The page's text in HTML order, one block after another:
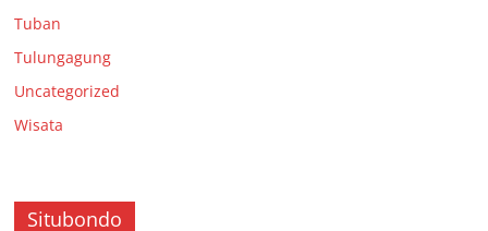
Tuban
Tulungagung
Uncategorized
Wisata
Situbondo